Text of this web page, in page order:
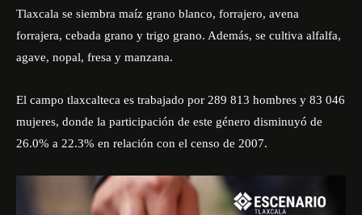
Tlaxcala se siembra maíz grano blanco, forrajero, avena
forrajera, cebada grano y trigo grano. Además, se cultiva alfalfa,
agave, nopal, fresa y manzana.
El campo tlaxcalteca es trabajado por 289 813 hombres y 83 046
mujeres, donde la participación de este género disminuyó de
26.0% a 22.3% en relación con el censo de 2007.